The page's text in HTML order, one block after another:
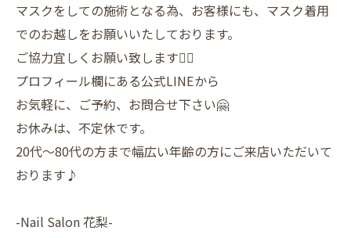
マスクをしての施術となる為、お客様にも、マスク着用
でのお越しをお願いいたしております。
ご協力宜しくお願い致します🙇‍♀️
プロフィール欄にある公式LINEから
お気軽に、ご予約、お問合せ下さい🤗
お休みは、不定休です。
20代〜80代の方まで幅広い年齢の方にご来店いただいて
おります♪
-Nail Salon 花梨-